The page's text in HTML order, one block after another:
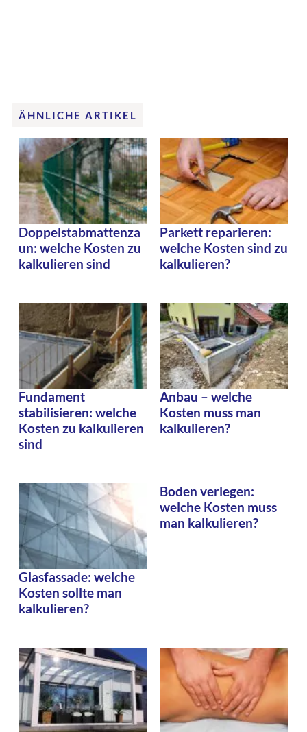
ÄHNLICHE ARTIKEL
Doppelstabmattenza
un: welche Kosten zu
kalkulieren sind
Parkett reparieren:
welche Kosten sind zu
kalkulieren?
Fundament
stabilisieren: welche
Kosten zu kalkulieren
sind
Anbau – welche
Kosten muss man
kalkulieren?
Glasfassade: welche
Kosten sollte man
kalkulieren?
Boden verlegen:
welche Kosten muss
man kalkulieren?